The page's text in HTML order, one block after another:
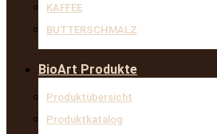
KAFFEE
BUTTERSCHMALZ
BioArt Produkte
Produktübersicht
Produktkatalog